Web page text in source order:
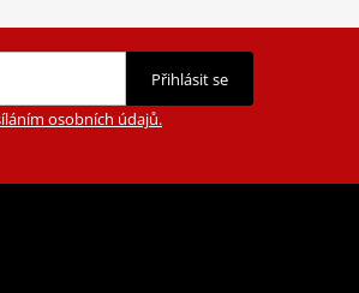
Přihlásit se
osobních údajů.